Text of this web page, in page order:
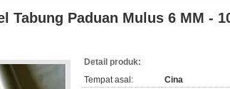
Tabung Paduan Mulus 6 MM -
Detail produk:
Tempat asal:
Cina